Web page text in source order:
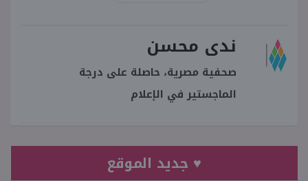
ندى محسن
صحفية مصرية، حاصلة على درجة
الماجستير في الإعلام
♥ جديد الموقع